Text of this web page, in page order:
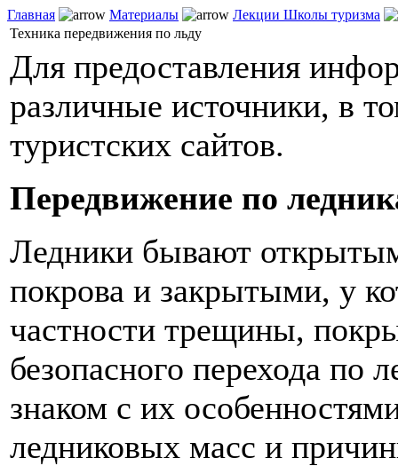
Главная Материалы
Лекции Школы туризма
Техника передвижения по льду
Для предоставления
различные источники, в
туристских сайтов.
Передвижение по
Ледники бывают
покрова и закрытыми, у
частности трещины,
безопасного перехода по
знаком с их
ледниковых масс и